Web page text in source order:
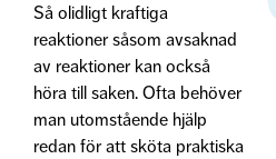
Så olidligt kraftiga
reaktioner såsom avsaknad
av reaktioner kan också
höra till saken. Ofta behöver
man utomstående hjälp
redan för att sköta praktiska